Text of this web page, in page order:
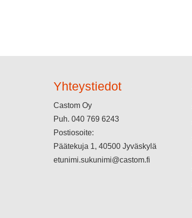
Yhteystiedot
Castom Oy
Puh. 040 769 6243
Postiosoite:
Päätekuja 1, 40500 Jyväskylä
etunimi.sukunimi@castom.fi